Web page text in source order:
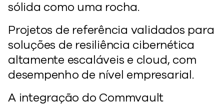
sólida como uma rocha.
Projetos de referência validados para
soluções de resiliência cibernética
altamente escaláveis e cloud, com
desempenho de nível empresarial.
A integração do Commvault